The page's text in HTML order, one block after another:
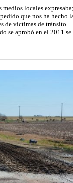
locales expresaba;
que nos ha hecho
de víctimas de tránsito
se aprobó en el 2011 se